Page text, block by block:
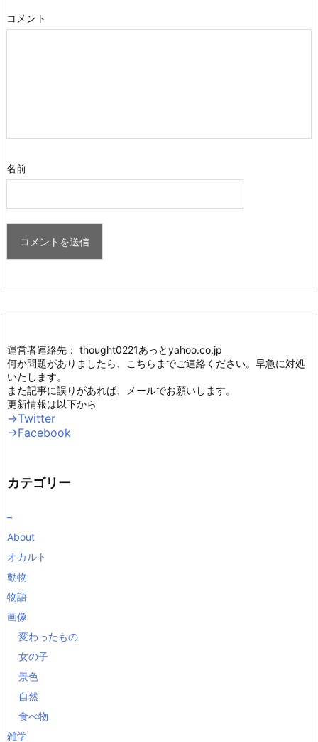
コメント
名前
運営者連絡先： thought0221あっとyahoo.co.jp
何か問題がありましたら、こちらまでご連絡ください。早急に対処
いたします。
また記事に誤りがあれば、メールでお願いします。
更新情報は以下から
→Twitter
→Facebook
カテゴリー
–
About
オカルト
動物
物語
画像
変わったもの
女の子
景色
自然
食べ物
雑学